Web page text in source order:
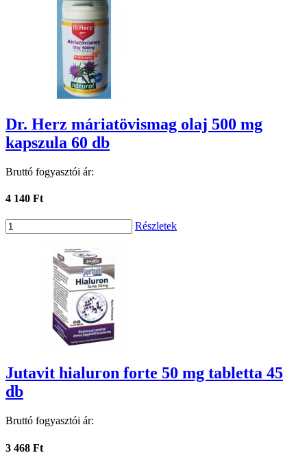
Dr. Herz máriatövismag olaj 500 mg
kapszula 60 db
Bruttó fogyasztói ár:
4 140 Ft
Részletek
Jutavit hialuron forte 50 mg tabletta 45
db
Bruttó fogyasztói ár:
3 468 Ft